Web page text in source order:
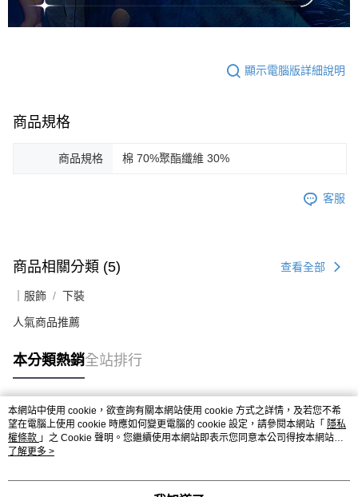
顯示電腦版詳細說明
商品規格
商品規格 棉 70%聚酯纖維 30%
客服
商品相關分類 (5) 查看全部
｜服飾 下裝
人氣商品推薦
本分類熱銷全站排行
熱門標籤
本網站中使用 cookie，欲查詢有關本網站使用 cookie 方式之詳情，及若您不希
望在電腦上使用 cookie 時應如何變更電腦的 cookie 設定，請參閱本網站「 隱私
權條款 」之 Cookie 聲明。您繼續使用本網站即表示您同意本公司得按本網站使
用條款之 Cookie 聲明使用 cookie。
了解更多 >